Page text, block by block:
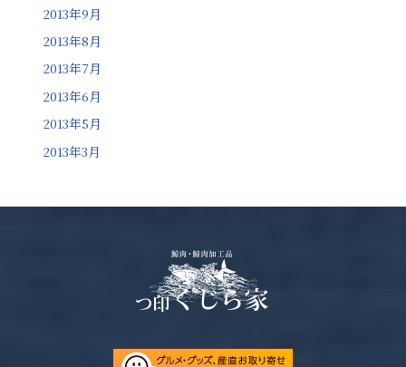
2013年9月
2013年8月
2013年7月
2013年6月
2013年5月
2013年3月